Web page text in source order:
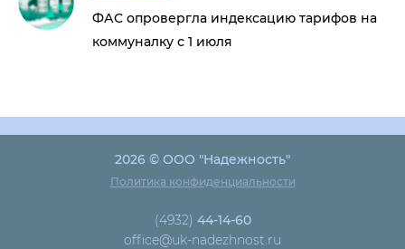
ФАС опровергла индексацию тарифов на
коммуналку с 1 июля
2026 © ООО "Надежность"
Политика конфиденциальности
(4932) 44-14-60
office@uk-nadezhnost.ru